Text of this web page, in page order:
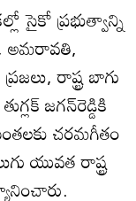
సైకో ప్రభుత్వాన్ని
అమరావతి,
రాష్ట్ర బాగు
జగన్‌రెడ్డికి
చరమగీతం
యువత రాష్ట్ర